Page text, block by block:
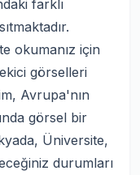
farklı
okumanız için
görselleri
Avrupa'nın
görsel bir
Üniversite,
durumları